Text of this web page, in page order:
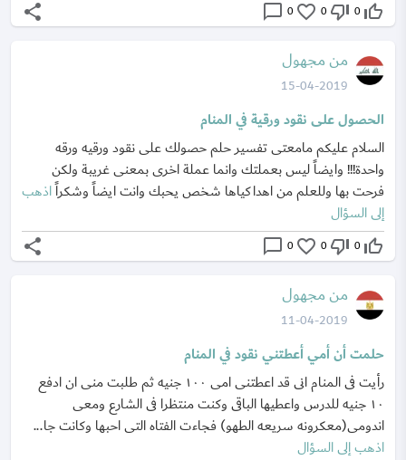
thumb_up_off_alt
0
thumb_down_off_alt
0
favorite_border
0
chat_bubble_outline
share
من مجهول
15-04-2019
الحصول على نقود ورقية في المنام
السلام عليكم مامعتى تفسير حلم حصولك على نقود ورقيه ورقه
واحدة!!! وايضاً ليس بعملتك وانما عملة اخرى بمعنى غريبة ولكن
فرحت بها وللعلم من اهداكياها شخص يحبك وانت ايضاً وشكراًاذهب
إلى السؤال
thumb_up_off_alt
0
thumb_down_off_alt
0
favorite_border
0
chat_bubble_outline
share
من مجهول
11-04-2019
حلمت أن أمي أعطتني نقود في المنام
رأيت فى المنام انى قد اعطتنى امى ١٠٠ جنيه ثم طلبت منى ان ادفع
١٠ جنيه للدرس واعطيها الباقى وكنت منتظرا فى الشارع ومعى
اندومى(معكرونه سريعه الطهو) فجاءت الفتاه التى احبها وكانت جا...
اذهب إلى السؤال